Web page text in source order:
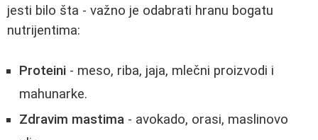
jesti bilo šta - važno je odabrati hranu bogatu
nutrijentima:
Proteini - meso, riba, jaja, mlečni proizvodi i
mahunarke.
Zdravim mastima - avokado, orasi, maslinovo